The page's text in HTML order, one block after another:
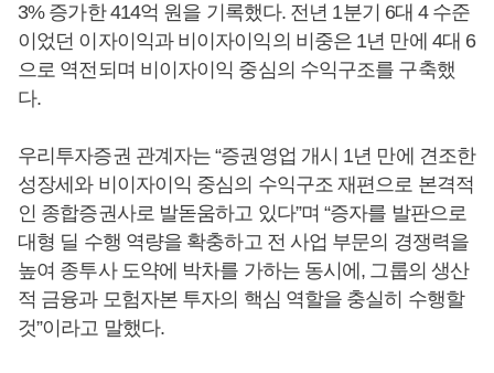
3% 증가한 414억 원을 기록했다. 전년 1분기 6대 4 수준
이었던 이자이익과 비이자이익의 비중은 1년 만에 4대 6
으로 역전되며 비이자이익 중심의 수익구조를 구축했
다.
우리투자증권 관계자는 “증권영업 개시 1년 만에 견조한
성장세와 비이자이익 중심의 수익구조 재편으로 본격적
인 종합증권사로 발돋움하고 있다”며 “증자를 발판으로
대형 딜 수행 역량을 확충하고 전 사업 부문의 경쟁력을
높여 종투사 도약에 박차를 가하는 동시에, 그룹의 생산
적 금융과 모험자본 투자의 핵심 역할을 충실히 수행할
것”이라고 말했다.